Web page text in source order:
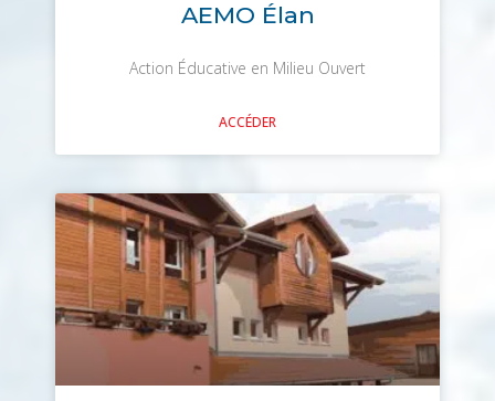
AEMO Élan
Action Éducative en Milieu Ouvert
ACCÉDER